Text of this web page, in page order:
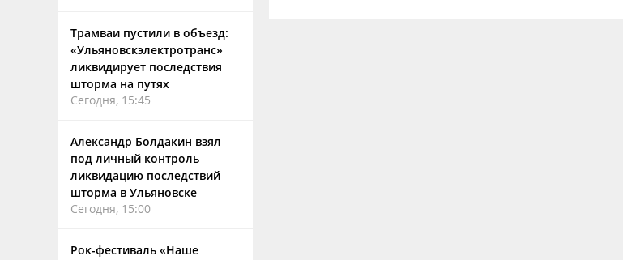
Трамваи пустили в объезд:
«Ульяновскэлектротранс»
ликвидирует последствия
шторма на путях
Сегодня, 15:45
Александр Болдакин взял
под личный контроль
ликвидацию последствий
шторма в Ульяновске
Сегодня, 15:00
Рок-фестиваль «Наше